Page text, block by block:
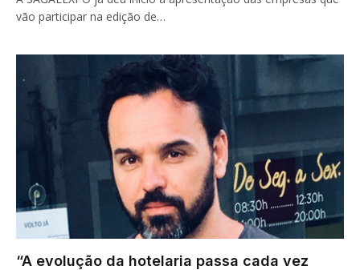
vão participar na edição de…
“A evolução da hotelaria passa cada vez